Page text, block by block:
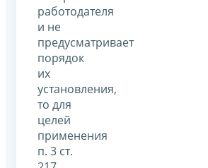
работодателя
и не
предусматривает
порядок
их
установления,
то для
целей
применения
п. 3 ст.